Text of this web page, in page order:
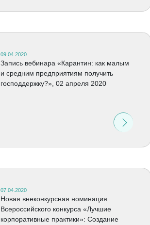
09.04.2020
Запись вебинара «Карантин: как малым
и средним предприятиям получить
господдержку?», 02 апреля 2020
07.04.2020
Новая внеконкурсная номинация
Всероссийского конкурса «Лучшие
корпоративные практики»: Создание